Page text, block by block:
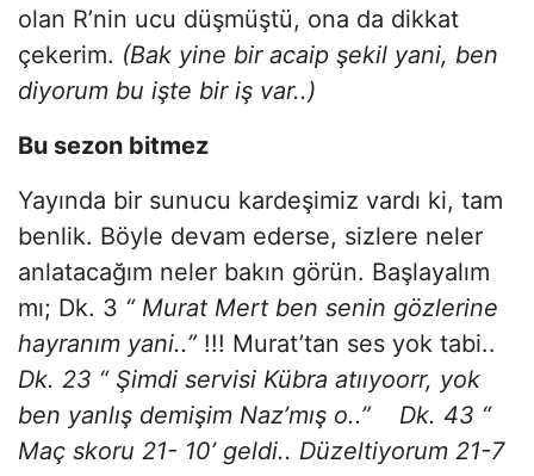
olan R’nin ucu düşmüştü, ona da dikkat
çekerim. (Bak yine bir acaip şekil yani, ben
diyorum bu işte bir iş var..)
Bu sezon bitmez
Yayında bir sunucu kardeşimiz vardı ki, tam
benlik. Böyle devam ederse, sizlere neler
anlatacağım neler bakın görün. Başlayalım
mı; Dk. 3 “ Murat Mert ben senin gözlerine
hayranım yani..” !!! Murat’tan ses yok tabi..
Dk. 23 “ Şimdi servisi Kübra atııyoorr, yok
ben yanlış demişim Naz’mış o..” Dk. 43 “
Maç skoru 21- 10’ geldi.. Düzeltiyorum 21-7